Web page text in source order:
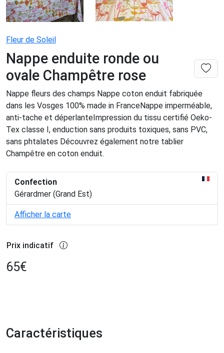
Fleur de Soleil
Nappe enduite ronde ou
ovale Champêtre rose
Nappe fleurs des champs Nappe coton enduit fabriquée
dans les Vosges 100% made in FranceNappe imperméable,
anti-tache et déperlanteImpression du tissu certifié Oeko-
Tex classe I, enduction sans produits toxiques, sans PVC,
sans phtalates Découvrez également notre tablier
Champêtre en coton enduit.
Confection
Gérardmer (Grand Est)
Afficher la carte
Prix indicatif
65€
Caractéristiques